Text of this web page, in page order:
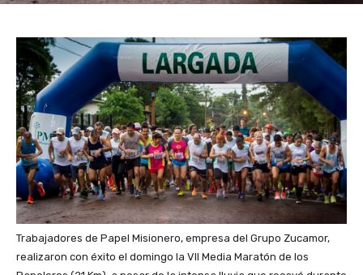
Trabajadores de Papel Misionero, empresa del Grupo Zucamor,
realizaron con éxito el domingo la VII Media Maratón de los